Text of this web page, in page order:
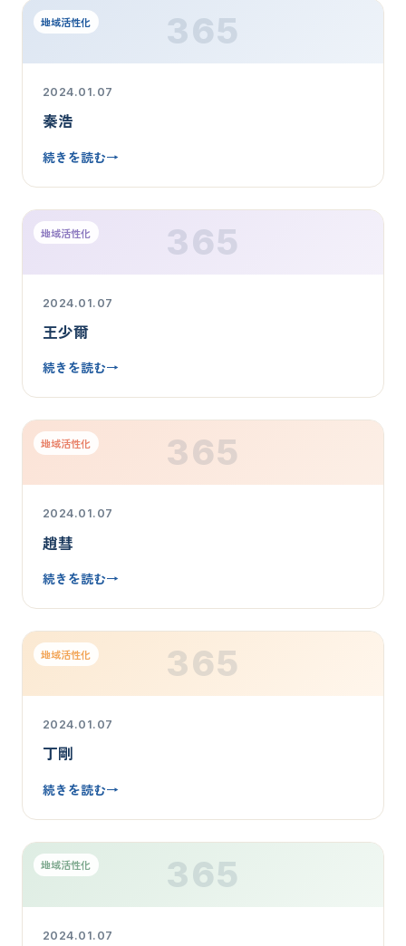
地域活性化 365
2024.01.07
秦浩
続きを読む→
地域活性化 365
2024.01.07
王少爾
続きを読む→
地域活性化 365
2024.01.07
趙彗
続きを読む→
地域活性化 365
2024.01.07
丁剛
続きを読む→
地域活性化 365
2024.01.07